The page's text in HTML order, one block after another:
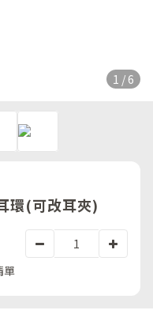
1 / 6
環(可改耳夾)
單